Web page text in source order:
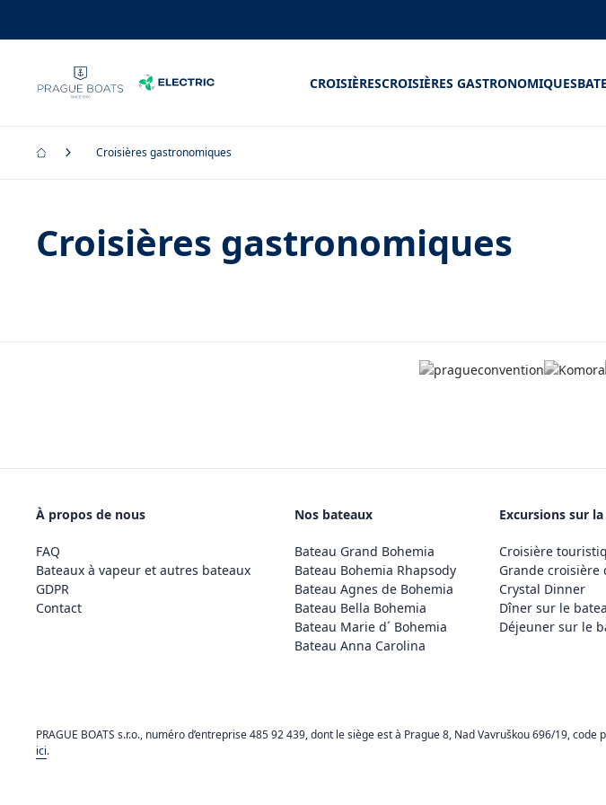
CROISIÈRESCROISIÈRES GASTRONOMIQUES
Croisières gastronomiques
Croisières gastronomiques
À propos de nous
FAQ
Bateaux à vapeur et autres bateaux
GDPR
Contact
Nos bateaux
Bateau Grand Bohemia
Bateau Bohemia Rhapsody
Bateau Agnes de Bohemia
Bateau Bella Bohemia
Bateau Marie d´ Bohemia
Bateau Anna Carolina
Excursions sur
Croisière
Grande croisière
Crystal Dinner
Dîner sur le
Déjeuner sur le
PRAGUE BOATS s.r.o., numéro d’entreprise 485 92 439, dont le siège est à Prague 8, Nad Vavruškou 696/19,
ici.